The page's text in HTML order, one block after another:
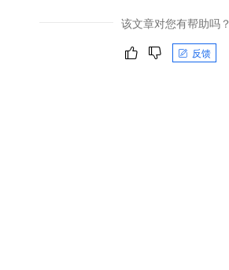
该文章对您有帮助吗？
反馈